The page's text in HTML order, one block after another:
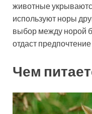
животные
используют норы
выбор между норой
отдаст
Чем